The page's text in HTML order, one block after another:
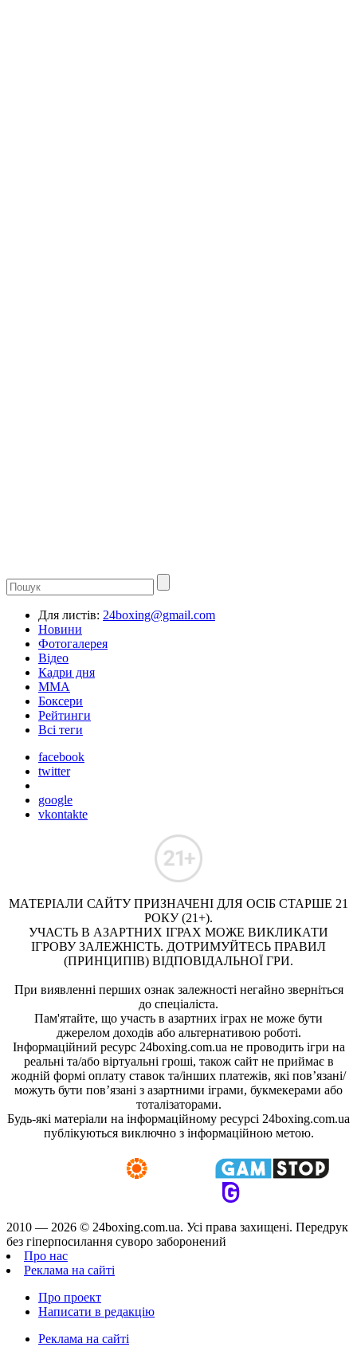
Для листів: 24boxing@gmail.com
Новини
Фотогалерея
Відео
Кадри дня
ММА
Боксери
Рейтинги
Всі теги
facebook
twitter
google
vkontakte
МАТЕРІАЛИ САЙТУ ПРИЗНАЧЕНІ ДЛЯ ОСІБ СТАРШЕ 21
РОКУ (21+).
УЧАСТЬ В АЗАРТНИХ ІГРАХ МОЖЕ ВИКЛИКАТИ
ІГРОВУ ЗАЛЕЖНІСТЬ. ДОТРИМУЙТЕСЬ ПРАВИЛ
(ПРИНЦИПІВ) ВІДПОВІДАЛЬНОЇ ГРИ.
При виявленні перших ознак залежності негайно зверніться
до спеціаліста.
Пам'ятайте, що участь в азартних іграх не може бути
джерелом доходів або альтернативою роботі.
Інформаційний ресурс 24boxing.com.ua не проводить ігри на
реальні та/або віртуальні гроші, також сайт не приймає в
жодній формі оплату ставок та/інших платежів, які пов’язані/
можуть бути пов’язані з азартними іграми, букмекерами або
тоталізаторами.
Будь-які матеріали на інформаційному ресурсі 24boxing.com.ua
публікуються виключно з інформаційною метою.
2010 — 2026 © 24boxing.com.ua. Усi права захищенi. Передрук
без гіперпосилання суворо заборонений
Про нас
Реклама на сайті
Про проект
Написати в редакцію
Реклама на сайті